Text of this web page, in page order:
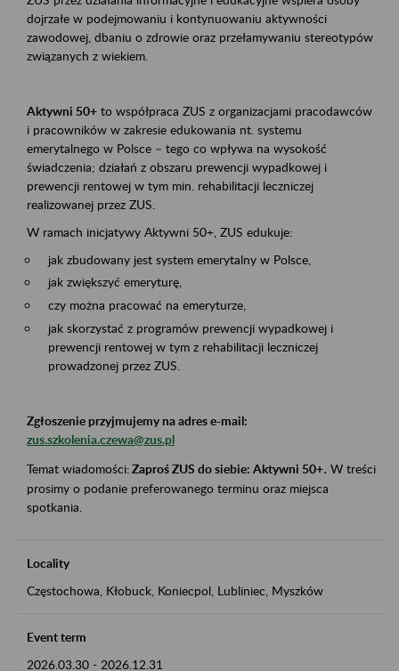
dojrzałe w podejmowaniu i kontynuowaniu aktywności
zawodowej, dbaniu o zdrowie oraz przełamywaniu stereotypów
związanych z wiekiem.
Aktywni 50+ to współpraca ZUS z organizacjami pracodawców
i pracowników w zakresie edukowania nt. systemu
emerytalnego w Polsce – tego co wpływa na wysokość
świadczenia; działań z obszaru prewencji wypadkowej i
prewencji rentowej w tym min. rehabilitacji leczniczej
realizowanej przez ZUS.
W ramach inicjatywy Aktywni 50+, ZUS edukuje:
jak zbudowany jest system emerytalny w Polsce,
jak zwiększyć emeryturę,
czy można pracować na emeryturze,
jak skorzystać z programów prewencji wypadkowej i
prewencji rentowej w tym z rehabilitacji leczniczej
prowadzonej przez ZUS.
Zgłoszenie przyjmujemy na adres e-mail:
zus.szkolenia.czewa@zus.pl
Temat wiadomości:Zaproś ZUS do siebie: Aktywni 50+. W treści
prosimy o podanie preferowanego terminu oraz miejsca
spotkania.
Locality
Częstochowa, Kłobuck, Koniecpol, Lubliniec, Myszków
Event term
2026.03.30 - 2026.12.31